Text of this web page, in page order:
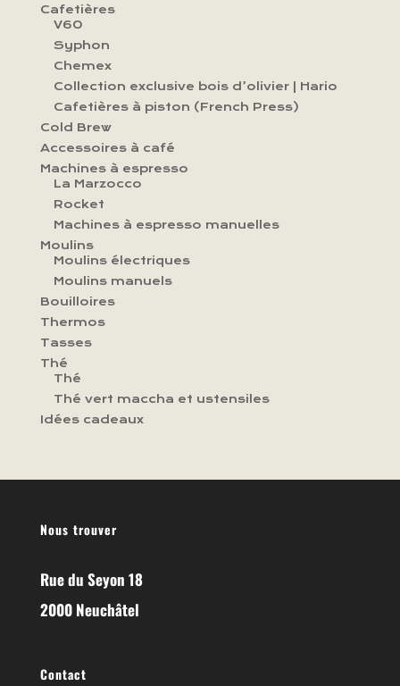
Cafetières
V60
Syphon
Chemex
Collection exclusive bois d’olivier | Hario
Cafetières à piston (French Press)
Cold Brew
Accessoires à café
Machines à espresso
La Marzocco
Rocket
Machines à espresso manuelles
Moulins
Moulins électriques
Moulins manuels
Bouilloires
Thermos
Tasses
Thé
Thé
Thé vert maccha et ustensiles
Idées cadeaux
Nous trouver
Rue du Seyon 18
2000 Neuchâtel
Contact